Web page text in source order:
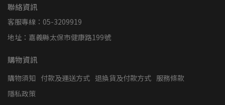
聯絡資訊
客服專線：05-3209919
地址：嘉義縣太保市健康路199號
購物資訊
購物須知 付款及運送方式 退換貨及付款方式 服務條款
隱私政策